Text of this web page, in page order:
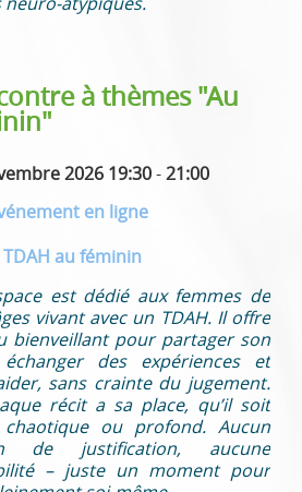
à thèmes "Au
2026 19:30 -21:00
en ligne
TDAH au féminin
est dédié aux femmes de
vivant avec un TDAH. Il offre
bienveillant pour partager son
échanger des expériences et
sans crainte du jugement.
récit a sa place, qu’il soit
chaotique ou profond. Aucun
de justification, aucune
– juste un moment pour